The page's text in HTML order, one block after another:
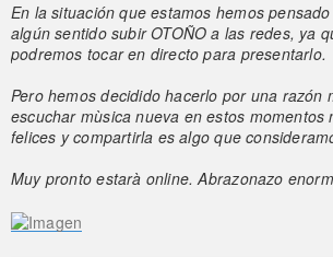
En la situación que estamos hemos
algún sentido subir OTOÑO a las redes, ya
podremos tocar en directo para presentarlo.
Pero hemos decidido hacerlo por una razón
escuchar mùsica nueva en estos momentos
felices y compartirla es algo que
Muy pronto estarà online. Abrazonazo